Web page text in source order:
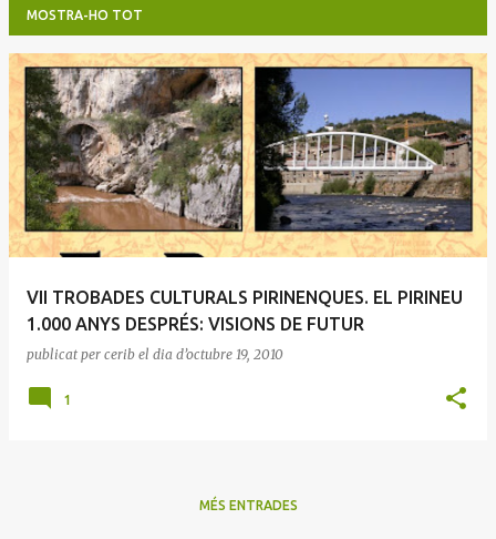
MOSTRA-HO TOT
E
n
t
r
a
d
VII TROBADES CULTURALS PIRINENQUES. EL PIRINEU
1.000 ANYS DESPRÉS: VISIONS DE FUTUR
publicat per cerib el dia d’octubre 19, 2010
1
MÉS ENTRADES